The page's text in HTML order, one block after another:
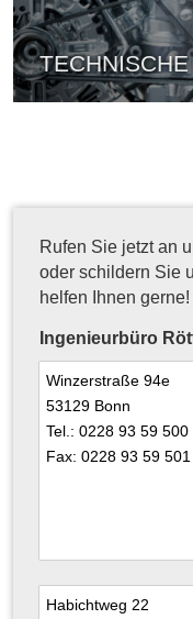
Rufen Sie jetzt an
oder schildern Sie
helfen Ihnen gerne!
Ingenieurbüro
Winzerstraße 94e
53129 Bonn
Tel.: 0228 93 59 500
Fax: 0228 93 59 501
Habichtweg 22